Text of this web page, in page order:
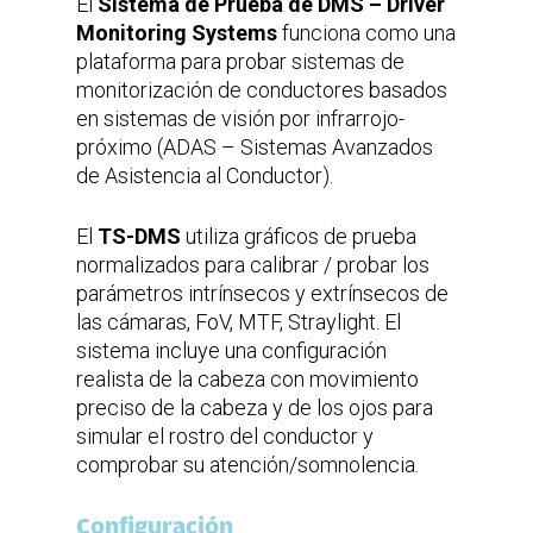
Concepto QCO de software
intuitivo para interacción con la
máquina.
Monitoring Systemsfunciona como una
plataforma para probar sistemas de
monitorización de conductores basados
en sistemas de visión por infrarrojo-
próximo (ADAS – Sistemas Avanzados
de Asistencia al Conductor).
El TS-DMS utiliza gráficos de prueba
normalizados para calibrar / probar los
parámetros intrínsecos y extrínsecos de
las cámaras, FoV, MTF, Straylight. El
sistema incluye una configuración
realista de la cabeza con movimiento
preciso de la cabeza y de los ojos para
simular el rostro del conductor y
comprobar su atención/somnolencia.
Configuración